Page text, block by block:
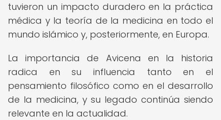
tuvieron un impacto duradero en la práctica
médica y la teoría de la medicina en todo el
mundo islámico y, posteriormente, en Europa.
La importancia de Avicena en la historia
radica en su influencia tanto en el
pensamiento filosófico como en el desarrollo
de la medicina, y su legado continúa siendo
relevante en la actualidad.